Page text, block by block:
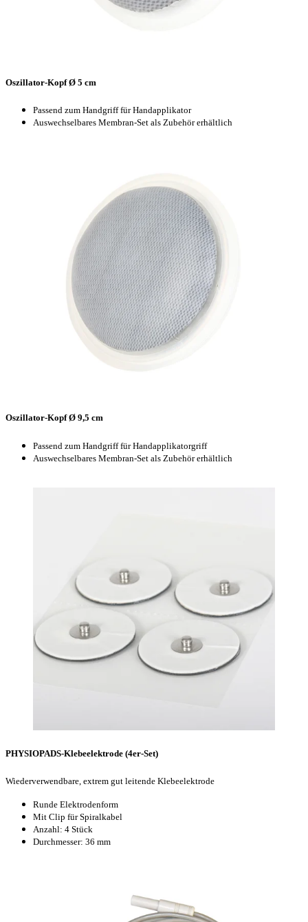
Oszillator-Kopf Ø 5 cm
Passend zum Handgriff für Handapplikator
Auswechselbares Membran-Set als Zubehör erhältlich
Oszillator-Kopf Ø 9,5 cm
Passend zum Handgriff für Handapplikatorgriff
Auswechselbares Membran-Set als Zubehör erhältlich
PHYSIOPADS-Klebeelektrode (4er-Set)
Wiederverwendbare, extrem gut leitende Klebeelektrode
Runde Elektrodenform
Mit Clip für Spiralkabel
Anzahl: 4 Stück
Durchmesser: 36 mm